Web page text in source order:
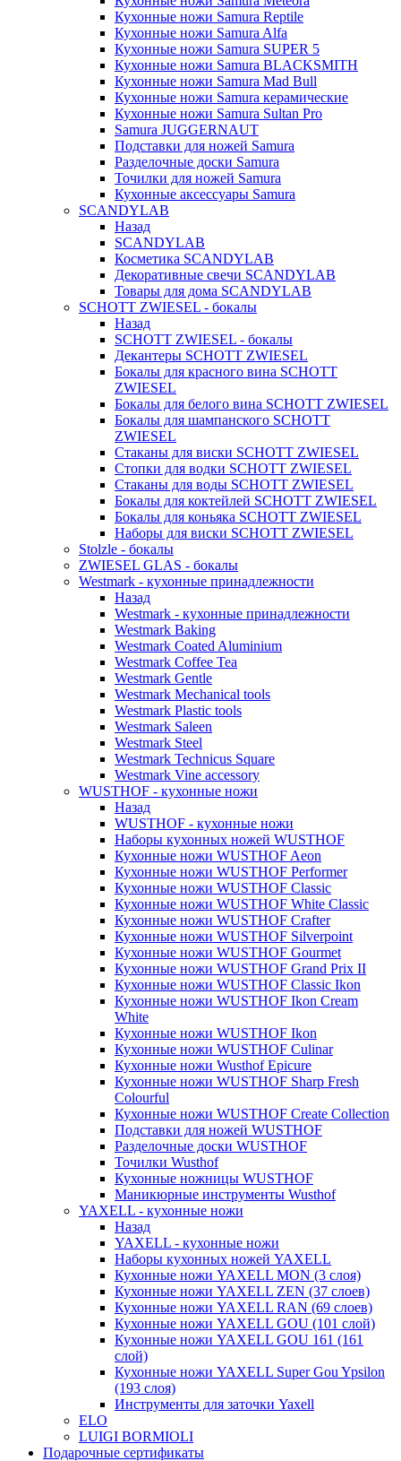
Кухонные ножи Samura Reptile
Кухонные ножи Samura Alfa
Кухонные ножи Samura SUPER 5
Кухонные ножи Samura BLACKSMITH
Кухонные ножи Samura Mad Bull
Кухонные ножи Samura керамические
Кухонные ножи Samura Sultan Pro
Samura JUGGERNAUT
Подставки для ножей Samura
Разделочные доски Samura
Точилки для ножей Samura
Кухонные аксессуары Samura
SCANDYLAB
Назад
SCANDYLAB
Косметика SCANDYLAB
Декоративные свечи SCANDYLAB
Товары для дома SCANDYLAB
SCHOTT ZWIESEL - бокалы
Назад
SCHOTT ZWIESEL - бокалы
Декантеры SCHOTT ZWIESEL
Бокалы для красного вина SCHOTT
ZWIESEL
Бокалы для белого вина SCHOTT ZWIESEL
Бокалы для шампанского SCHOTT
ZWIESEL
Стаканы для виски SCHOTT ZWIESEL
Стопки для водки SCHOTT ZWIESEL
Стаканы для воды SCHOTT ZWIESEL
Бокалы для коктейлей SCHOTT ZWIESEL
Бокалы для коньяка SCHOTT ZWIESEL
Наборы для виски SCHOTT ZWIESEL
Stolzle - бокалы
ZWIESEL GLAS - бокалы
Westmark - кухонные принадлежности
Назад
Westmark - кухонные принадлежности
Westmark Baking
Westmark Coated Aluminium
Westmark Coffee Tea
Westmark Gentle
Westmark Mechanical tools
Westmark Plastic tools
Westmark Saleen
Westmark Steel
Westmark Technicus Square
Westmark Vine accessory
WUSTHOF - кухонные ножи
Назад
WUSTHOF - кухонные ножи
Наборы кухонных ножей WUSTHOF
Кухонные ножи WUSTHOF Aeon
Кухонные ножи WUSTHOF Performer
Кухонные ножи WUSTHOF Classic
Кухонные ножи WUSTHOF White Classic
Кухонные ножи WUSTHOF Crafter
Кухонные ножи WUSTHOF Silverpoint
Кухонные ножи WUSTHOF Gourmet
Кухонные ножи WUSTHOF Grand Prix II
Кухонные ножи WUSTHOF Classic Ikon
Кухонные ножи WUSTHOF Ikon Cream
White
Кухонные ножи WUSTHOF Ikon
Кухонные ножи WUSTHOF Culinar
Кухонные ножи Wusthof Epicure
Кухонные ножи WUSTHOF Sharp Fresh
Colourful
Кухонные ножи WUSTHOF Create Collection
Подставки для ножей WUSTHOF
Разделочные доски WUSTHOF
Точилки Wusthof
Кухонные ножницы WUSTHOF
Маникюрные инструменты Wusthof
YAXELL - кухонные ножи
Назад
YAXELL - кухонные ножи
Наборы кухонных ножей YAXELL
Кухонные ножи YAXELL MON (3 слоя)
Кухонные ножи YAXELL ZEN (37 слоев)
Кухонные ножи YAXELL RAN (69 слоев)
Кухонные ножи YAXELL GOU (101 слой)
Кухонные ножи YAXELL GOU 161 (161
слой)
Кухонные ножи YAXELL Super Gou Ypsilon
(193 слоя)
Инструменты для заточки Yaxell
ELO
LUIGI BORMIOLI
Подарочные сертификаты